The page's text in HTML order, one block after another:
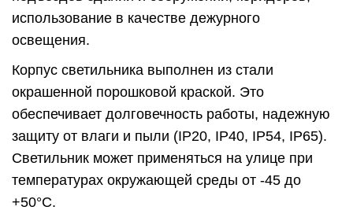
использование в качестве дежурного
освещения.
Корпус светильника выполнен из стали
окрашенной порошковой краской. Это
обеспечивает долговечность работы, надежную
защиту от влаги и пыли (IP20, IP40, IP54, IP65).
Светильник может применяться на улице при
температурах окружающей среды от -45 до
+50°C.